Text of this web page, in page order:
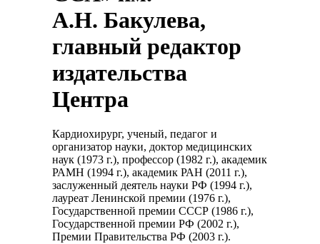
А.Н. Бакулева,
главный редактор
издательства
Центра
Кардиохирург, ученый, педагог и
организатор науки, доктор медицинских
наук (1973 г.), профессор (1982 г.), академик
РАМН (1994 г.), академик РАН (2011 г.),
заслуженный деятель науки РФ (1994 г.),
лауреат Ленинской премии (1976 г.),
Государственной премии СССР (1986 г.),
Государственной премии РФ (2002 г.),
Премии Правительства РФ (2003 г.).